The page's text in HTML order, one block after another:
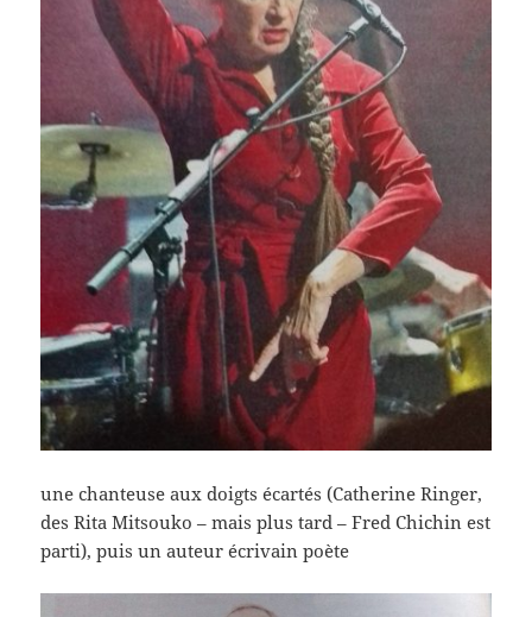
une chanteuse aux doigts écartés (Catherine Ringer,
des Rita Mitsouko – mais plus tard – Fred Chichin est
parti), puis un auteur écrivain poète